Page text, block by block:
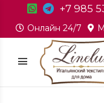
+7 985
Онлайн 24/7